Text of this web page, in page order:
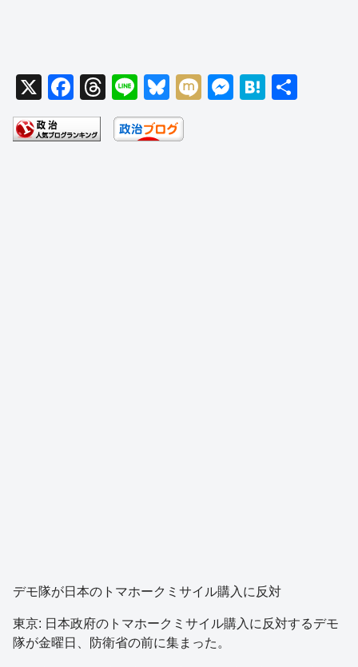
X
F
a
c
T
hr
e
Li
n
e
Bl
u
e
M
M
H
デモ隊が日本のトマホークミサイル購入に反対
東京: 日本政府のトマホークミサイル購入に反対するデモ
隊が金曜日、防衛省の前に集まった。